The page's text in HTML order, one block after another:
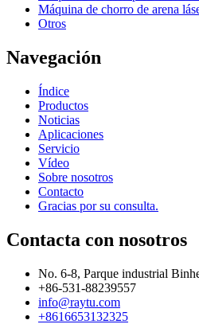
Máquina de chorro de arena
Otros
Navegación
Índice
Productos
Noticias
Aplicaciones
Servicio
Vídeo
Sobre nosotros
Contacto
Gracias por su consulta.
Contacta con nosotros
No. 6-8, Parque industrial
+86-531-88239557
info@raytu.com
+8616653132325